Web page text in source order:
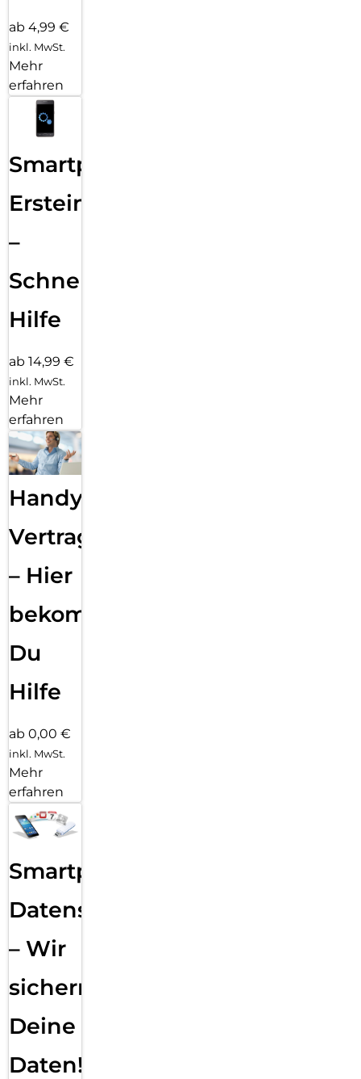
ab 4,99 €
inkl. MwSt.
Mehr
erfahren
Smartphone
Ersteinrichtung
–
Schnelle
Hilfe
ab 14,99 €
inkl. MwSt.
Mehr
erfahren
Handy
Vertragsabwicklung
– Hier
bekommst
Du
Hilfe
ab 0,00 €
inkl. MwSt.
Mehr
erfahren
Smartphone
Datensicherung
– Wir
sichern
Deine
Daten!